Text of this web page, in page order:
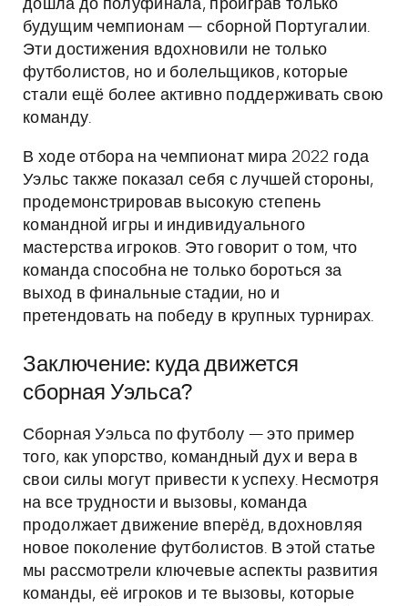
дошла до полуфинала, проиграв только
будущим чемпионам — сборной Португалии.
Эти достижения вдохновили не только
футболистов, но и болельщиков, которые
стали ещё более активно поддерживать свою
команду.
В ходе отбора на чемпионат мира 2022 года
Уэльс также показал себя с лучшей стороны,
продемонстрировав высокую степень
командной игры и индивидуального
мастерства игроков. Это говорит о том, что
команда способна не только бороться за
выход в финальные стадии, но и
претендовать на победу в крупных турнирах.
Заключение: куда движется
сборная Уэльса?
Сборная Уэльса по футболу — это пример
того, как упорство, командный дух и вера в
свои силы могут привести к успеху. Несмотря
на все трудности и вызовы, команда
продолжает движение вперёд, вдохновляя
новое поколение футболистов. В этой статье
мы рассмотрели ключевые аспекты развития
команды, её игроков и те вызовы, которые